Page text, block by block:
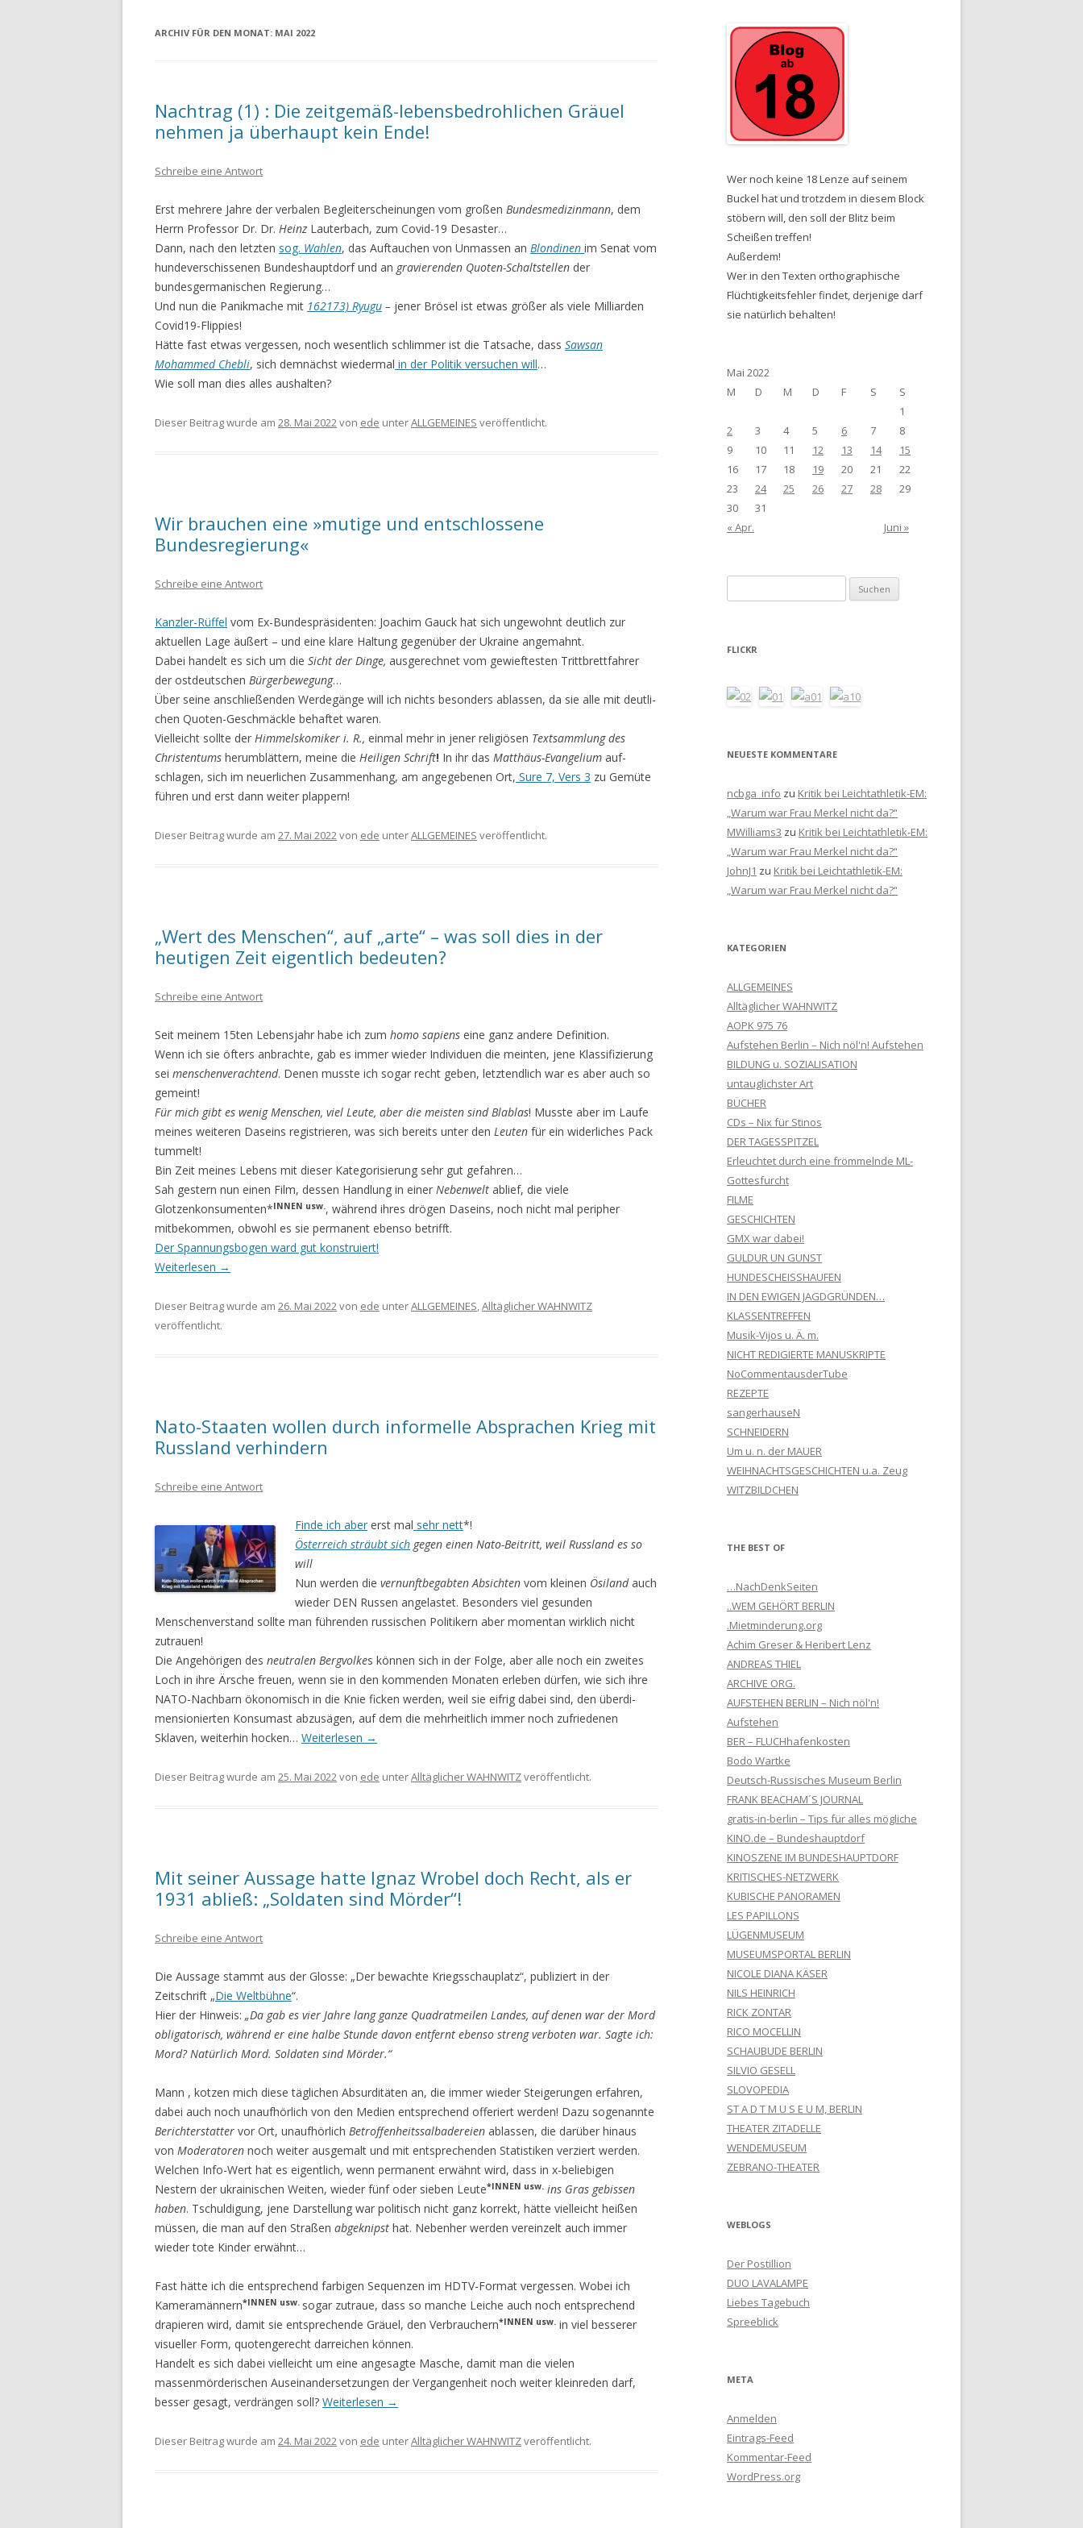
ARCHIV FÜR DEN MONAT: MAI 2022
Nachtrag (1) : Die zeitgemäß-lebensbedrohlichen Gräuel
nehmen ja überhaupt kein Ende!
Schreibe eine Antwort
Erst mehrere Jahre der verbalen Begleiterscheinungen vom großen Bundesmedizinmann, dem
Herrn Professor Dr. Dr. Heinz Lauterbach, zum Covid-19 Desaster…
Dann, nach den letzten sog. Wahlen, das Auftauchen von Unmassen an Blondinen im Senat vom
hundeverschissenen Bundeshauptdorf und an gravierenden Quoten-Schaltstellen der
bundesgermanischen Regierung…
Und nun die Panikmache mit 162173) Ryugu – jener Brösel ist etwas größer als viele Milliarden
Covid19-Flippies!
Hätte fast etwas vergessen, noch wesentlich schlimmer ist die Tatsache, dass Sawsan
Mohammed Chebli, sich demnächst wiedermal in der Politik versuchen will…
Wie soll man dies alles aushalten?
Dieser Beitrag wurde am 28. Mai 2022von ede unterALLGEMEINES veröffentlicht.
Wir brauchen eine »mutige und entschlossene
Bundesregierung«
Schreibe eine Antwort
Kanzler-Rüffel vom Ex-Bundespräsidenten: Joachim Gauck hat sich ungewohnt deutlich zur
aktuellen Lage äußert – und eine klare Haltung gegenüber der Ukraine angemahnt.
Dabei handelt es sich um die Sicht der Dinge, ausgerechnet vom gewieftesten Trittbrettfahrer
der ostdeutschen Bürgerbewegung…
Über seine anschließenden Werdegänge will ich nichts besonders ablassen, da sie alle mit deutli­
chen Quoten-Geschmäckle behaftet waren.
Vielleicht sollte der Himmelskomiker i. R., einmal mehr in jener religiösen Textsammlung des
Christentums herumblättern, meine die Heiligen Schrift! In ihr das Matthäus-Evangelium auf­
schlagen, sich im neuerlichen Zusammenhang, am angegebenen Ort, Sure 7, Vers 3 zu Gemüte
führen und erst dann weiter plappern!
Dieser Beitrag wurde am 27. Mai 2022von ede unterALLGEMEINES veröffentlicht.
„Wert des Menschen“, auf „arte“ – was soll dies in der
heutigen Zeit eigentlich bedeuten?
Schreibe eine Antwort
Seit meinem 15ten Lebensjahr habe ich zum homo sapiens eine ganz andere Definition.
Wenn ich sie öfters anbrachte, gab es immer wieder Individuen die meinten, jene Klassifizierung
sei menschenverachtend. Denen musste ich sogar recht geben, letztendlich war es aber auch so
gemeint!
Für mich gibt es wenig Menschen, viel Leute, aber die meisten sind Blablas! Musste aber im Laufe
meines weiteren Daseins registrieren, was sich bereits unter den Leuten für ein widerliches Pack
tummelt!
Bin Zeit meines Lebens mit dieser Kategorisierung sehr gut gefahren…
Sah gestern nun einen Film, dessen Handlung in einer Nebenwelt ablief, die viele
Glotzenkonsumen­ten*INNEN usw., während ihres drögen Daseins, noch nicht mal peripher
mitbekommen, obwohl es sie permanent ebenso betrifft.
Der Spannungsbogen ward gut konstruiert!
Weiterlesen →
Dieser Beitrag wurde am 26. Mai 2022von ede unterALLGEMEINES,Alltäglicher WAHNWITZ
veröffentlicht.
Nato-Staaten wollen durch informelle Absprachen Krieg mit
Russland verhindern
Schreibe eine Antwort
Finde ich aber erst mal sehr nett*!
Österreich sträubt sich gegen einen Nato-Beitritt, weil Russland es so
will
Nun werden die vernunftbegabten Absichten vom kleinen Ösilandauch
wieder DEN Russen angelastet. Besonders viel gesunden
Menschenverstand sollte man führenden russischen Politikern aber momentan wirklich nicht
zutrauen!
Die Angehörigen des neutralen Bergvolkes können sich in der Folge, aber alle noch ein zweites
Loch in ihre Ärsche freuen, wenn sie in den kommenden Monaten erleben dürfen, wie sich ihre
NATO-Nachbarn ökonomisch in die Knie ficken werden, weil sie eifrig dabei sind, den überdi­
mensionierten Konsumast abzusägen, auf dem die mehrheitlich immer noch zufriedenen
Sklaven, weiterhin hocken… Weiterlesen →
Dieser Beitrag wurde am 25. Mai 2022von ede unterAlltäglicher WAHNWITZveröffentlicht.
Mit seiner Aussage hatte Ignaz Wrobel doch Recht, als er
1931 abließ: „Soldaten sind Mörder“!
Schreibe eine Antwort
Die Aussage stammt aus der Glosse: „Der bewachte Kriegsschauplatz“, publiziert in der
Zeitschrift „Die Weltbühne“.
Hier der Hinweis: „Da gab es vier Jahre lang ganze Quadratmeilen Landes, auf denen war der Mord
obligatorisch, während er eine halbe Stunde davon entfernt ebenso streng verboten war. Sagte ich:
Mord? Natürlich Mord. Soldaten sind Mörder.“
Mann , kotzen mich diese täglichen Absurditäten an, die immer wieder Steigerungen erfahren,
dabei auch noch unaufhörlich von den Medien entsprechend offeriert werden! Dazu sogenannte
Bericht­erstatter vor Ort, unaufhörlich Betroffenheitssalbadereien ablassen, die darüber hinaus
von Modera­toren noch weiter ausgemalt und mit entsprechenden Statistiken verziert werden.
Welchen Info-Wert hat es eigentlich, wenn permanent erwähnt wird, dass in x-beliebigen
Nestern der ukrainischen Weiten, wieder fünf oder sieben Leute*INNEN usw. ins Gras gebissen
haben. Tschuldigung, jene Dar­stellung war politisch nicht ganz korrekt, hätte vielleicht heißen
müssen, die man auf den Straßen abgeknipst hat. Nebenher werden vereinzelt auch immer
wieder tote Kinder erwähnt…
Fast hätte ich die entsprechend farbigen Sequenzen im HDTV-Format vergessen. Wobei ich
Kame­ramännern*INNEN usw. sogar zutraue, dass so manche Leiche auch noch entsprechend
drapieren wird, damit sie entsprechende Gräuel, den Verbrauchern*INNEN usw. in viel besserer
visueller Form, quoten­gerecht darreichen können.
Handelt es sich dabei vielleicht um eine angesagte Masche, damit man die vielen
massenmörderi­schen Auseinandersetzungen der Vergangenheit noch weiter kleinreden darf,
besser gesagt, verdrän­gen soll? Weiterlesen →
Dieser Beitrag wurde am 24. Mai 2022von ede unterAlltäglicher WAHNWITZveröffentlicht.
Wer noch keine 18 Lenze auf seinem
Buckel hat und trotzdem in diesem Block
stöbern will, den soll der Blitz beim
Scheißen treffen!
Außerdem!
Wer in den Texten orthographische
Flüchtigkeitsfehler findet, derjenige darf
sie natürlich behalten!
Mai 2022
M
D M D F S
S
1
2
3 4 5 6 7
8
9
10 11 12 13 14
15
16
17 18 19 20 21
22
23
24 25 26 27 28
29
30
31
« Apr.
Juni »
nach:
FLICKR
NEUESTE KOMMENTARE
ncbga_info zu Kritik bei Leichtathletik-EM:
„Warum war Frau Merkel nicht da?“
MWilliams3 zu Kritik bei Leichtathletik-EM:
„Warum war Frau Merkel nicht da?“
JohnJ1 zu Kritik bei Leichtathletik-EM:
„Warum war Frau Merkel nicht da?“
KATEGORIEN
ALLGEMEINES
Alltäglicher WAHNWITZ
AOPK 975 76
Aufstehen Berlin – Nich nöl'n! Aufstehen
BILDUNG u. SOZIALISATION
untauglichster Art
BÜCHER
CDs – Nix für Stinos
DER TAGESSPITZEL
Erleuchtet durch eine frömmelnde ML-
Gottesfurcht
FILME
GESCHICHTEN
GMX war dabei!
GULDUR UN GUNST
HUNDESCHEISSHAUFEN
IN DEN EWIGEN JAGDGRÜNDEN…
KLASSENTREFFEN
Musik-Vijos u. Ä. m.
NICHT REDIGIERTE MANUSKRIPTE
NoCommentausderTube
REZEPTE
sangerhauseN
SCHNEIDERN
Um u. n. der MAUER
WEIHNACHTSGESCHICHTEN u.a. Zeug
WITZBILDCHEN
THE BEST OF
…NachDenkSeiten
..WEM GEHÖRT BERLIN
.Mietminderung.org
Achim Greser & Heribert Lenz
ANDREAS THIEL
ARCHIVE ORG.
AUFSTEHEN BERLIN – Nich nöl'n!
Aufstehen
BER – FLUCHhafenkosten
Bodo Wartke
Deutsch-Russisches Museum Berlin
FRANK BEACHAM´S JOURNAL
gratis-in-berlin – Tips für alles mögliche
KINO.de – Bundeshauptdorf
KINOSZENE IM BUNDESHAUPTDORF
KRITISCHES-NETZWERK
KUBISCHE PANORAMEN
LES PAPILLONS
LÜGENMUSEUM
MUSEUMSPORTAL BERLIN
NICOLE DIANA KÄSER
NILS HEINRICH
RICK ZONTAR
RICO MOCELLIN
SCHAUBUDE BERLIN
SILVIO GESELL
SLOVOPEDIA
ST A D T M U S E U M, BERLIN
THEATER ZITADELLE
WENDEMUSEUM
ZEBRANO-THEATER
WEBLOGS
Der Postillion
DUO LAVALAMPE
Liebes Tagebuch
Spreeblick
META
Anmelden
Eintrags-Feed
Kommentar-Feed
WordPress.org